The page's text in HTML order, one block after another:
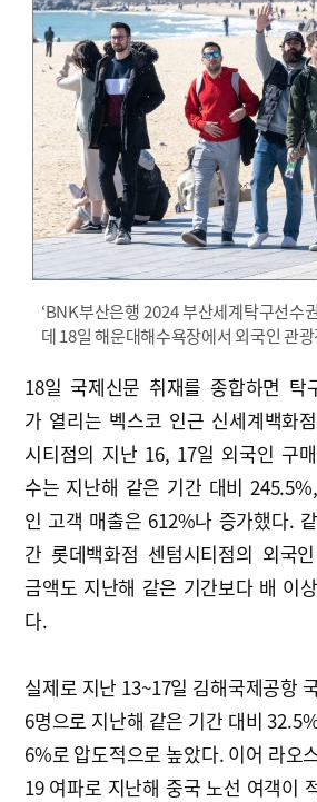
‘BNK부산은행 2024 부산세계탁구선수
데 18일 해운대해수욕장에서 외국인 관
18일 국제신문 취재를 종합하면 탁
가 열리는 벡스코 인근 신세계백화
시티점의 지난 16, 17일 외국인 구
수는 지난해 같은 기간 대비
인 고객 매출은 612%나 증가했다.
간 롯데백화점 센텀시티점의 외국
금액도 지난해 같은 기간보다 배 이
다.
실제로 지난 13~17일 김해국제공항
6명으로 지난해 같은 기간 대비
6%로 압도적으로 높았다. 이어 라
19 여파로 지난해 중국 노선 여객이